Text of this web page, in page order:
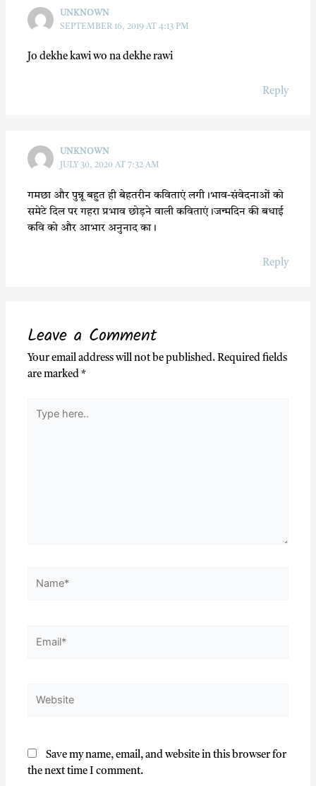
UNKNOWN
SEPTEMBER 16, 2019 AT 4:13 PM
Jo dekhe kawi wo na dekhe rawi
Reply
UNKNOWN
JULY 30, 2020 AT 7:32 AM
गमछा और पुन्नू बहुत ही बेहतरीन कविताएं लगी।भाव-संवेदनाओं को
समेटे दिल पर गहरा प्रभाव छोड़ने वाली कविताएं।जन्मदिन की बधाई
कवि को और आभार अनुनाद का।
Reply
Leave a Comment
Your email address will not be published. Required fields
are marked*
Save my name, email, and website in this browser for
the next time I comment.